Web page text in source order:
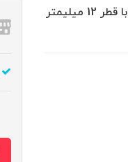
مبدل پایه ستونی مگنت دار برای نگهدارنده میله با قطر 12 میلیمتر